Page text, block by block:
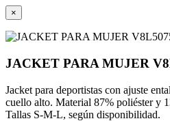
×
JACKET PARA MUJER
Jacket para deportistas con ajuste
cuello alto. Material 87% poliéster y
Tallas S-M-L, según disponibilidad.